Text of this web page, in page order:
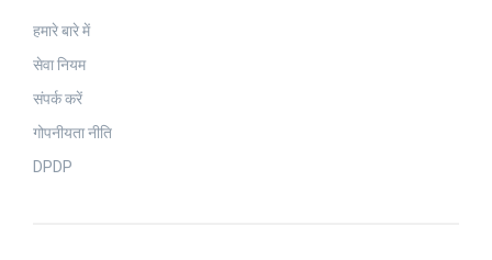
हमारे बारे में
सेवा नियम
संपर्क करें
गोपनीयता नीति
DPDP